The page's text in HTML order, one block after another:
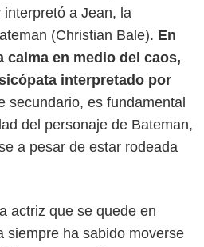
a Jean, la
(Christian Bale). En
calma en medio del caos,
interpretado por
secundario, es fundamental
del personaje de Bateman,
a pesar de estar rodeada
actriz que se quede en
siempre ha sabido moverse